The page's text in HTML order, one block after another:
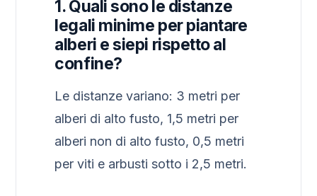
1. Quali sono le distanze
legali minime per piantare
alberi e siepi rispetto al
confine?
Le distanze variano: 3 metri per
alberi di alto fusto, 1,5 metri per
alberi non di alto fusto, 0,5 metri
per viti e arbusti sotto i 2,5 metri.